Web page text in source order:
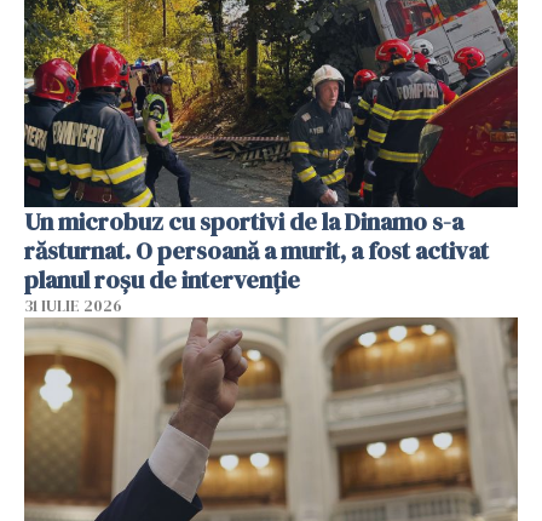
Un microbuz cu sportivi de la Dinamo s-a
răsturnat. O persoană a murit, a fost activat
planul roșu de intervenție
31 IULIE 2026